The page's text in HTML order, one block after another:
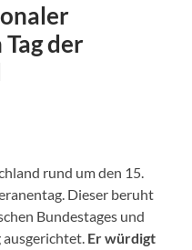
der
rund um den 15.
Dieser beruht
Bundestages und
Er würdigt